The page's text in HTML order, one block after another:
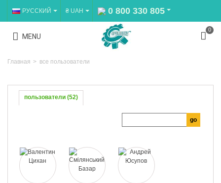
РУССКИЙ ₴ UAH 0 800 330 805
MENU
0
Главная > все пользователи
пользователи (52)